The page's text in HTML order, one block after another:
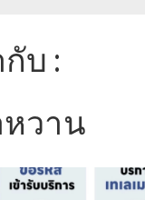
บ :
หวาน